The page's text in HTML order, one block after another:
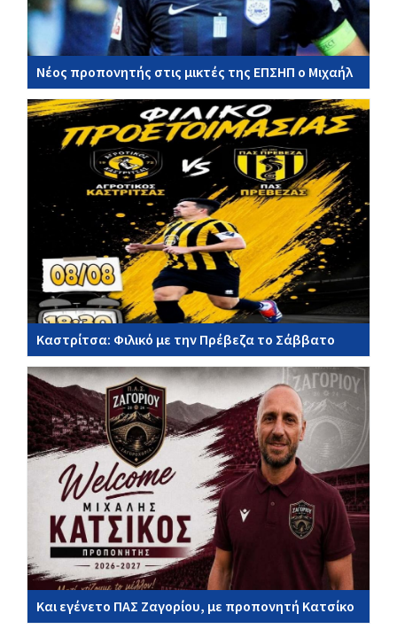
Νέος προπονητής στις μικτές της ΕΠΣΗΠ ο Μιχαήλ
Καστρίτσα: Φιλικό με την Πρέβεζα το Σάββατο
Και εγένετο ΠΑΣ Ζαγορίου, με προπονητή Κατσίκο